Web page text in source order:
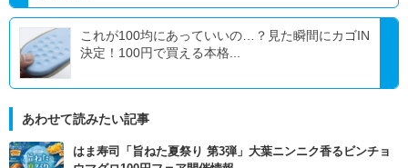
これが100均にあっていいの…？見た瞬間にカゴIN
決定！100円で買える本格...
あわせて読みたい記事
はま寿司「旨ねた夏祭り 第3弾」大葉ニンニク香るビンチョ